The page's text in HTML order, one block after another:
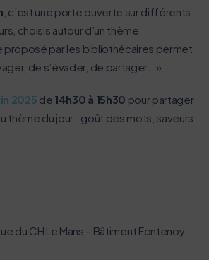
ce site Internet dans le cadre
, c’est une porte ouverte sur différents
choisis autour d’un thème.
proposé par les bibliothécaires permet
de s’évader, de partager… »
2025 de 14h30 à 15h30 pour partager
thème du jour : goût des mots, saveurs
du CH Le Mans – Bâtiment Fontenoy